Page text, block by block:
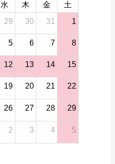
水 木 金
土
29 30 31 1
5 6 7 8
12 13 14 15
19 20 21 22
26 27 28 29
2 3 4 5